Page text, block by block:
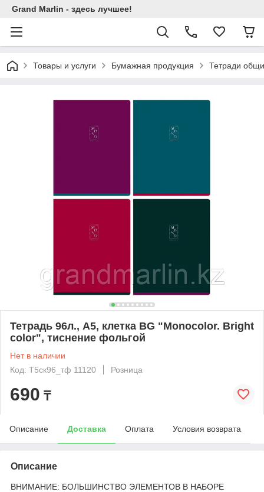
Grand Marlin - здесь лучшее!
Товары и услуги Бумажная продукция Тетради
Тетрадь 96л., А5, клетка BG "Monocolor. Bright
color", тиснение фольгой
Нет в наличии
Код: Т5ск96_тф 11120
Розница
690 ₸
Описание Доставка Оплата Условия возврата
Описание
ВНИМАНИЕ: БОЛЬШИНСТВО ЭЛЕМЕНТОВ В НАБОРЕ